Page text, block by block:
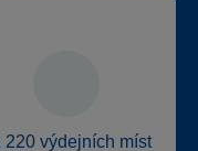
220 výdejních míst